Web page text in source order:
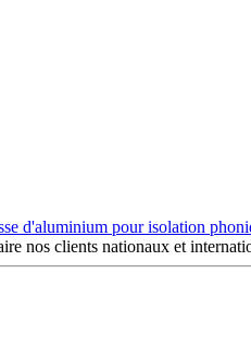
d'aluminium pour isolation
nos clients nationaux et